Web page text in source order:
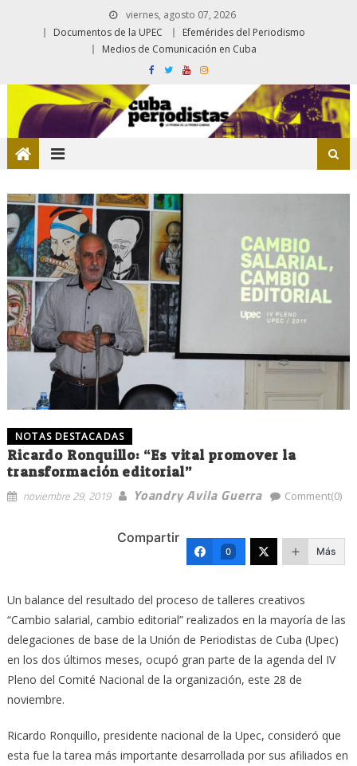
viernes, agosto 07, 2026
Documentos de la UPEC
Efemérides del Periodismo
Medios de Comunicación en Cuba
NOTAS DESTACADAS
Ricardo Ronquillo: “Es vital promover la
transformación editorial”
noviembre 29, 2019 Yoandry Avila Guerra Comment(0)
Compartir
0 Más
Un balance del resultado del proceso de talleres creativos
“Cambio salarial, cambio editorial” realizados en la mayoría de las
delegaciones de base de la Unión de Periodistas de Cuba (Upec)
en los dos últimos meses, ocupó gran parte de la agenda del IV
Pleno del Comité Nacional de la organización, este 28 de
noviembre.
Ricardo Ronquillo, presidente nacional de la Upec, consideró que
esta fue la tarea más importante desarrollada por sus afiliados en